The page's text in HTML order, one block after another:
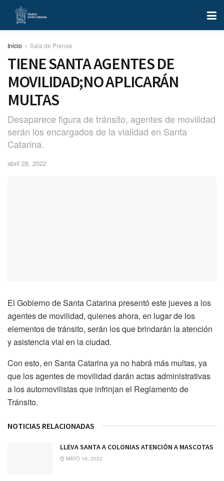
Inicio Sala de Prensa
TIENE SANTA AGENTES DE
MOVILIDAD;NO APLICARÁN
MULTAS
Desaparece figura de tránsito, agentes de movilidad
serán los encargados de la vialidad en Santa
Catarina.
abril 28, 2022
El Gobierno de Santa Catarina presentó este jueves a los
agentes de movilidad, quienes ahora, en lugar de los
elementos de tránsito, serán los que brindarán la atención
y asistencia vial en la ciudad.
Con esto, en Santa Catarina ya no habrá más multas, ya
que los agentes de movilidad darán actas administrativas
a los automovilistas que infrinjan el Reglamento de
Tránsito.
NOTICIAS RELACIONADAS
LLEVA SANTA A COLONIAS ATENCIÓN A MASCOTAS
MAYO 16, 2022